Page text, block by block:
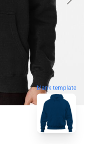
blank template